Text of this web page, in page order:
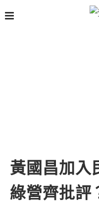
黃國昌加入
綠營齊批